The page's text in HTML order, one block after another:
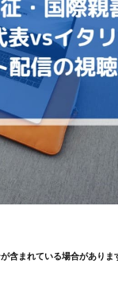
含まれている場合がありま